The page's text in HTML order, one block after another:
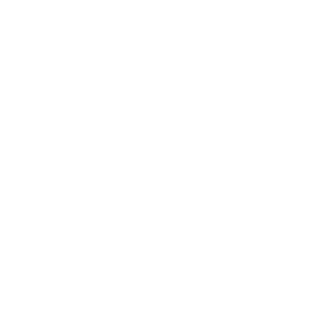
wir erneut einen
sehr schön und
der gut getarnt
wussten, wo wir zuerst
ein voller Erfolg,
Somit haben wir heute
Mal und sonnige
Absprache entschieden